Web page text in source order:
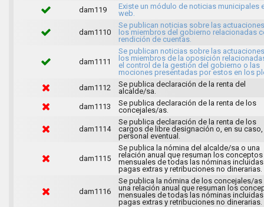
dam119
Existe un módulo de noticias municipales
web.
dam1110
Se publican noticias sobre las
los miembros del gobierno relacionadas
rendición de cuentas.
dam1111
Se publican noticias sobre las
los miembros de la oposición
el control de la gestión del gobierno o las
mociones presentadas por estos en los
dam1112
Se publica declaración de la renta del
alcalde/sa.
dam1113
Se publica declaración de la renta de los
concejales/as.
dam1114
Se publica declaración de la renta de los
cargos de libre designación o, en su
personal eventual.
dam1115
Se publica la nómina del alcalde/sa o una
relación anual que resuman los conceptos
mensuales de todas las nóminas incluidas
pagas extras y retribuciones no dinerarias.
dam1116
Se publica la nómina de los concejales/as
una relación anual que resuman los
mensuales de todas las nóminas incluidas
pagas extras y retribuciones no dinerarias.